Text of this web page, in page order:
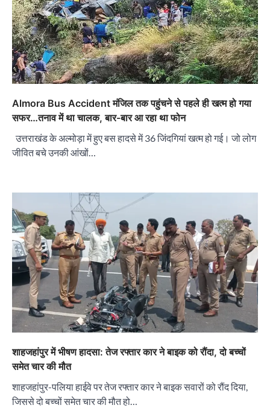
Almora Bus Accident मंजिल तक पहुंचने से पहले ही खत्म हो गया
सफर…तनाव में था चालक, बार-बार आ रहा था फोन
उत्तराखंड के अल्मोड़ा में हुए बस हादसे में 36 जिंदगियां खत्म हो गई। जो लोग
जीवित बचे उनकी आंखों…
शाहजहांपुर में भीषण हादसा: तेज रफ्तार कार ने बाइक को रौंदा, दो बच्चों
समेत चार की मौत
शाहजहांपुर-पलिया हाईवे पर तेज रफ्तार कार ने बाइक सवारों को रौंद दिया,
जिससे दो बच्चों समेत चार की मौत हो…